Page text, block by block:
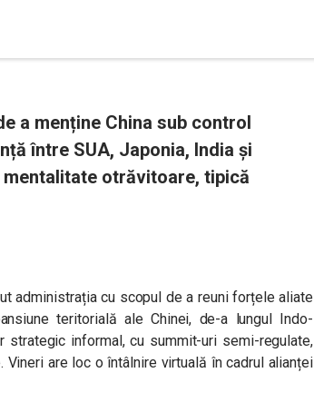
a menține China sub control
între SUA, Japonia, India și
otrăvitoare, tipică
administrația cu scopul de a reuni forțele aliate
teritorială ale Chinei, de-a lungul Indo-
informal, cu summit-uri semi-regulate,
are loc o întâlnire virtuală în cadrul alianței